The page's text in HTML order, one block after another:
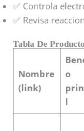
✅ Controla
✅ Revisa
Tabla De
Nombre
(link)
o
l